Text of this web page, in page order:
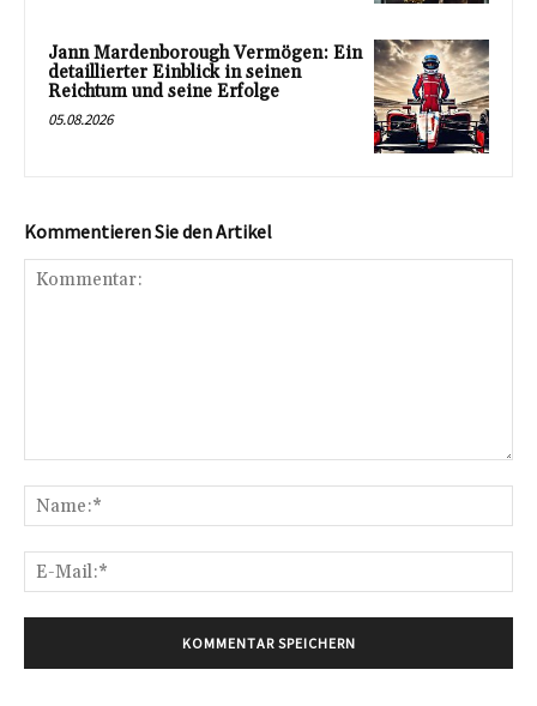
Jann Mardenborough Vermögen: Ein
detaillierter Einblick in seinen
Reichtum und seine Erfolge
05.08.2026
Kommentieren Sie den Artikel